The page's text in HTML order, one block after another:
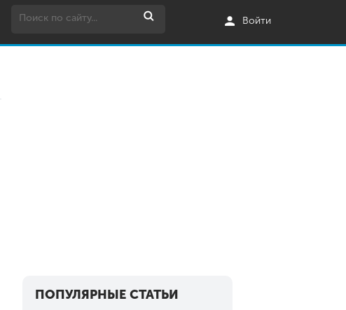
Войти
ПОПУЛЯРНЫЕ СТАТЬИ